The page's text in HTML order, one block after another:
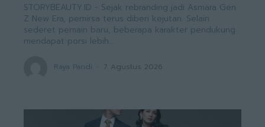
STORYBEAUTY.ID - Sejak rebranding jadi Asmara Gen
Z New Era, pemirsa terus diberi kejutan. Selain
sederet pemain baru, beberapa karakter pendukung
mendapat porsi lebih...
Raya Pandi 7 Agustus 2026